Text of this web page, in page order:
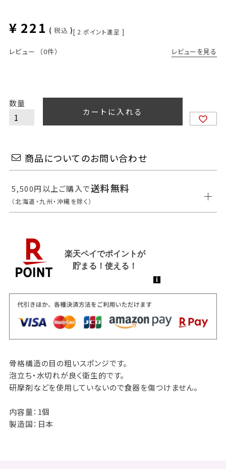
¥ 221 税込 [ 2 ポイント進呈 ]
レビュー （0件） レビューを見る
カートに入れる
商品についてのお問い合わせ
5,500円以上ご購入で送料無料
（北海道・九州・沖縄を除く）
骨格構造の目の粗いスポンジです。
泡立ち・水切れが良く衛生的です。
研摩剤などを使用していないので食器を傷つけません。
内容量：1個
製造国：日本